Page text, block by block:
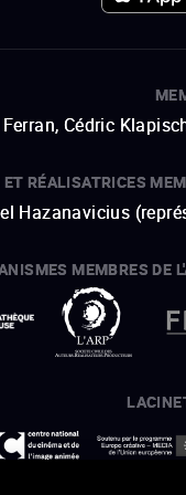
Cédric
RÉALISATRICES
Hazanavicius
MEMBRES DE